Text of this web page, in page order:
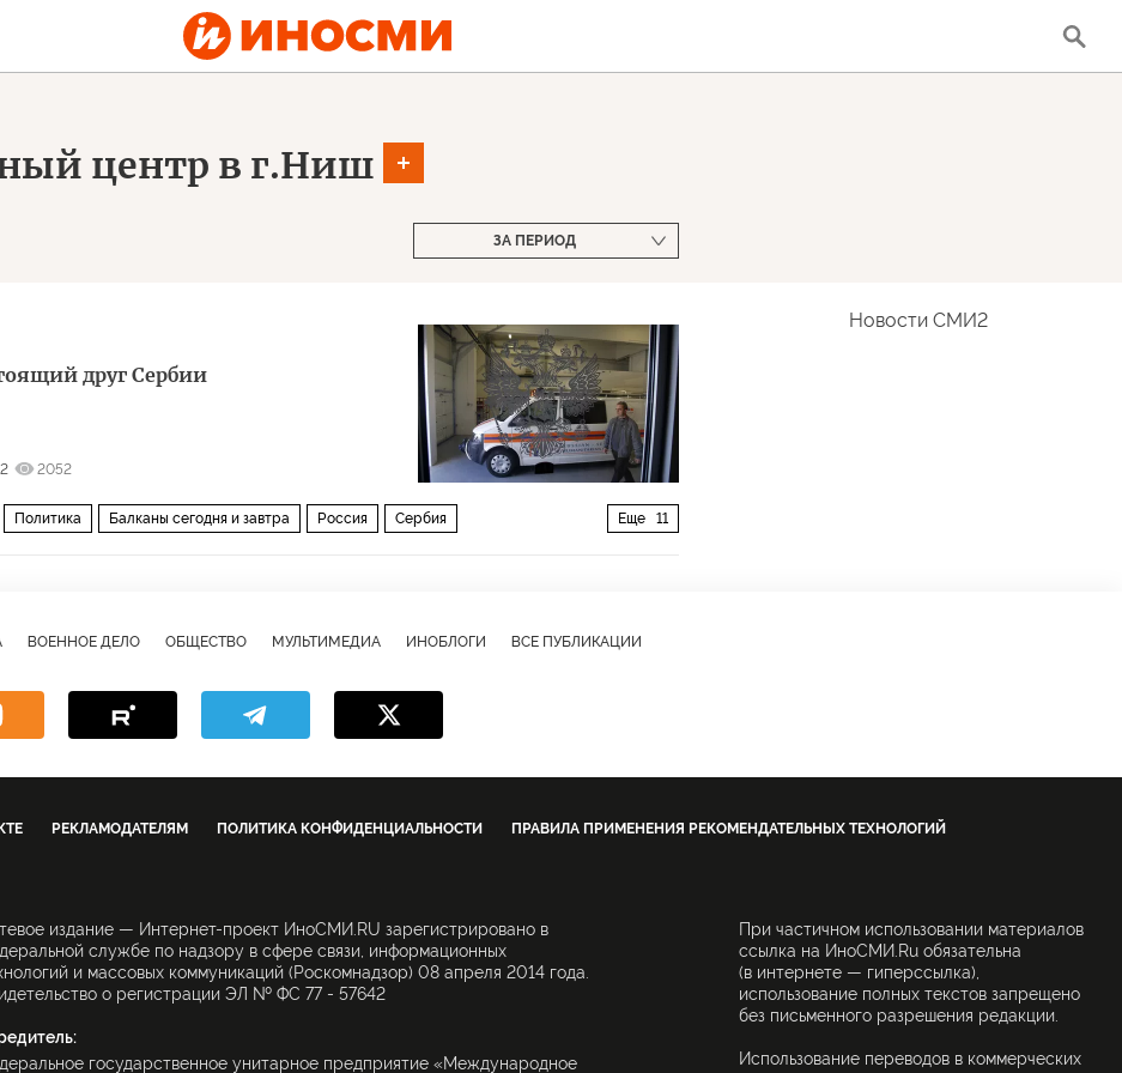
центр в г.Ниш
ЗА ПЕРИОД
друг Сербии
2 2052
Еще 11
Политика Балканы сегодня и завтра Россия Сербия
Новости СМИ2
ВОЕННОЕ ДЕЛО ОБЩЕСТВО МУЛЬТИМЕДИА ИНОБЛОГИ ВСЕ ПУБЛИКАЦИИ
РЕКЛАМОДАТЕЛЯМ ПОЛИТИКА КОНФИДЕНЦИАЛЬНОСТИ
ПРАВИЛА ПРИМЕНЕНИЯ РЕКОМЕНДАТЕЛЬНЫХ ТЕХНОЛОГИЙ
издание — Интернет-проект ИноСМИ.RU зарегистрировано в
службе по надзору в сфере связи, информационных
и массовых коммуникаций (Роскомнадзор) 08 апреля 2014 года.
о регистрации ЭЛ № ФС 77 - 57642
государственное унитарное предприятие «Международное
При частичном использовании материалов
ссылка на ИноСМИ.Ru обязательна
(в интернете — гиперссылка),
использование полных текстов запрещено
без письменного разрешения редакции.
Использование переводов в коммерческих